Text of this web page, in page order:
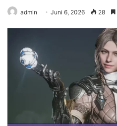
admin Juni 6, 2026 28